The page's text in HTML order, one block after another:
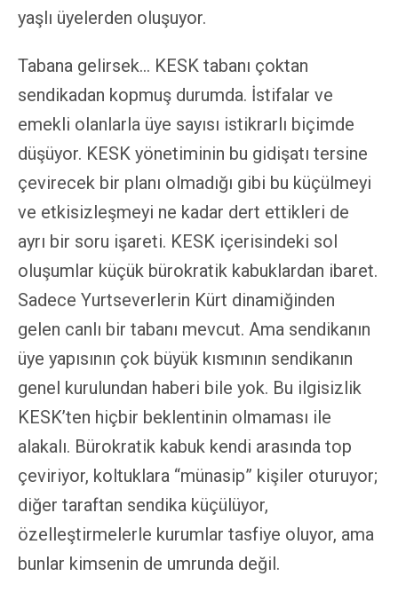
yaşlı üyelerden oluşuyor.
Tabana gelirsek… KESK tabanı çoktan
sendikadan kopmuş durumda. İstifalar ve
emekli olanlarla üye sayısı istikrarlı biçimde
düşüyor. KESK yönetiminin bu gidişatı tersine
çevirecek bir planı olmadığı gibi bu küçülmeyi
ve etkisizleşmeyi ne kadar dert ettikleri de
ayrı bir soru işareti. KESK içerisindeki sol
oluşumlar küçük bürokratik kabuklardan ibaret.
Sadece Yurtseverlerin Kürt dinamiğinden
gelen canlı bir tabanı mevcut. Ama sendikanın
üye yapısının çok büyük kısmının sendikanın
genel kurulundan haberi bile yok. Bu ilgisizlik
KESK’ten hiçbir beklentinin olmaması ile
alakalı. Bürokratik kabuk kendi arasında top
çeviriyor, koltuklara “münasip” kişiler oturuyor;
diğer taraftan sendika küçülüyor,
özelleştirmelerle kurumlar tasfiye oluyor, ama
bunlar kimsenin de umrunda değil.